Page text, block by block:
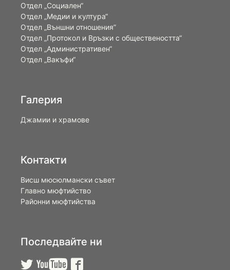
Отдел „Социален“
Отдел „Медии и култура“
Отдел „Външни отношения”
Oтдел „Протокол и Връзки с обществеността“
Отдел „Административен“
Отдел „Вакъфи“
Галерия
Джамии и храмове
Контакти
Висш мюсюлмански съвет
Главно мюфтийство
Районни мюфтийства
Последвайте ни
  